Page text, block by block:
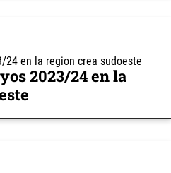
2023/24 en la